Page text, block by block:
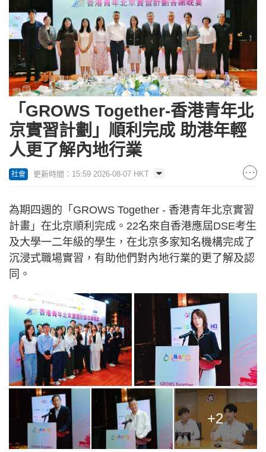
「GROWS Together-香港青年北
京實習計劃」順利完成 助港年輕
人更了解內地行業
社會 更新時間：15:59 2026-08-07 HKT
為期四週的「GROWS Together - 香港青年北京實習
計畫」在北京順利完成。22名來自香港應屆DSE考生
及大學一二年級的學生，在北京多家知名機構完成了
沉浸式職場實習，有助他們對內地行業的更了解及認
同。
+2